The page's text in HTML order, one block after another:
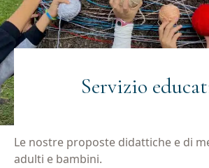
Servizio
Le nostre proposte didattiche e di
adulti e bambini.